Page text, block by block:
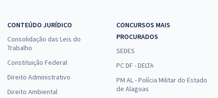
CONTEÚDO JURÍDICO
Consolidação das Leis do
Trabalho
Constituição Federal
Direito Administrativo
Direito Ambiental
CONCURSOS MAIS
PROCURADOS
SEDES
PC DF - DELTA
PM AL - Polícia Militar do Estado
de Alagoas